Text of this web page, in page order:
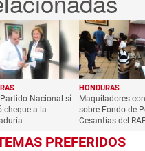
Partido Nacional sí
cheque a la
HONDURAS
Maquiladores
sobre Fondo de
Cesantías del
PREFERIDOS